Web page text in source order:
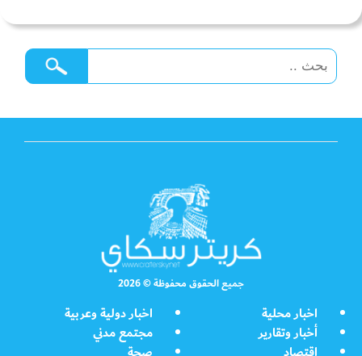
جميع الحقوق محفوظة © 2026
اخبار محلية
اخبار دولية وعربية
أخبار وتقارير
مجتمع مدني